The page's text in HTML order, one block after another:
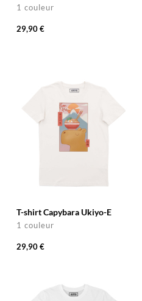
1 couleur
29,90 €
T-shirt Capybara Ukiyo-E
1 couleur
29,90 €